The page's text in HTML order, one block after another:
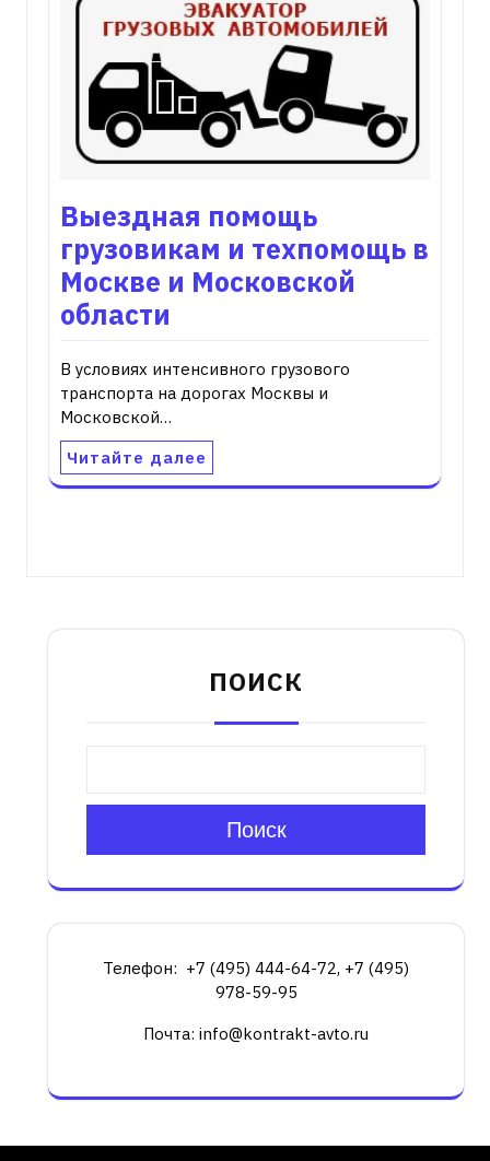
Выездная помощь
грузовикам и техпомощь в
Москве и Московской
области
В условиях интенсивного грузового
транспорта на дорогах Москвы и
Московской…
Читайте далее
ПОИСК
Поиск
Телефон: +7 (495) 444-64-72, +7 (495)
978-59-95
Почта: info@kontrakt-avto.ru